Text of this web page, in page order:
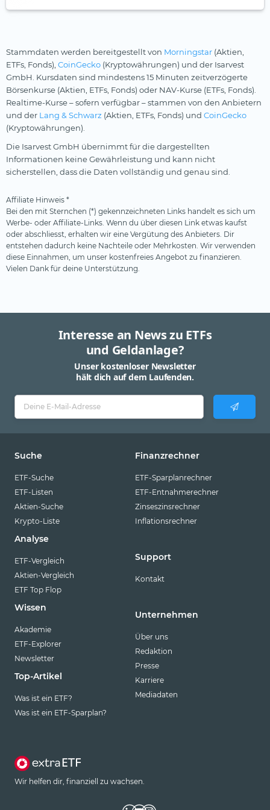
Solarenergie
Starke Marken
Telekommunikation
Uran
Versicherer
Versorger
Wasser
Windenergie
VanEck
WisdomTree
Xtrackers
YourIndex
Stammdaten werden bereitgestellt von Morningstar (Aktien,
ETFs, Fonds), CoinGecko (Kryptowährungen) und der Isarvest
GmbH. Kursdaten sind mindestens 15 Minuten zeitverzögerte
Börsenkurse (Aktien, ETFs, Fonds) oder NAV-Kurse (ETFs, Fonds).
Realtime-Kurse – sofern verfügbar – stammen von den Anbietern
und der Lang & Schwarz (Aktien, ETFs, Fonds) und CoinGecko
(Kryptowährungen).
Die Isarvest GmbH übernimmt für die dargestellten
Informationen keine Gewährleistung und kann nicht
sicherstellen, dass die Daten vollständig und genau sind.
Affiliate Hinweis *
Bei den mit Sternchen (*) gekennzeichneten Links handelt es sich um
Werbe- oder Affiliate-Links. Wenn du über diesen Link etwas kaufst
oder abschliesst, erhalten wir eine Vergütung des Anbieters. Dir
entstehen dadurch keine Nachteile oder Mehrkosten. Wir verwenden
diese Einnahmen, um unser kostenfreies Angebot zu finanzieren.
Vielen Dank für deine Unterstützung.
Interesse an News zu ETFs
und Geldanlage?
Unser kostenloser Newsletter
hält dich auf dem Laufenden.
Suche
ETF-Suche
ETF-Listen
Aktien-Suche
Krypto-Liste
Analyse
ETF-Vergleich
Aktien-Vergleich
ETF Top Flop
Wissen
Akademie
ETF-Explorer
Newsletter
Top-Artikel
Was ist ein ETF?
Was ist ein ETF-Sparplan?
Finanzrechner
ETF-Sparplanrechner
ETF-Entnahmerechner
Zinseszinsrechner
Inflationsrechner
Support
Kontakt
Unternehmen
Über uns
Redaktion
Presse
Karriere
Mediadaten
Wir helfen dir, finanziell zu wachsen.